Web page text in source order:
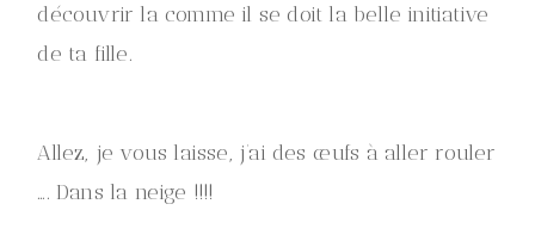
découvrir la comme il se doit la belle initiative
de ta fille.
Allez, je vous laisse, j’ai des œufs à aller rouler
…. Dans la neige !!!!